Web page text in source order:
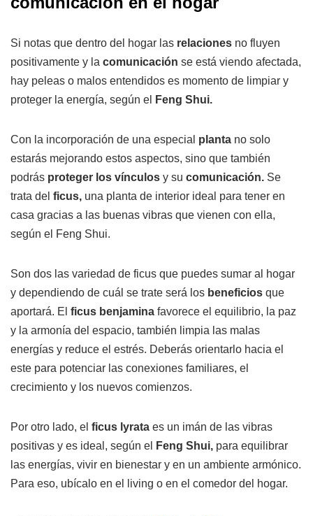
Si notas que dentro del hogar las relaciones no fluyen
positivamente y la comunicación se está viendo afectada,
hay peleas o malos entendidos es momento de limpiar y
proteger la energía, según el
Feng Shui.
Con la incorporación de una especial planta no solo
estarás mejorando estos aspectos, sino que también
podrás proteger los vínculos y su comunicación. Se
trata del ficus, una planta de interior ideal para tener en
casa gracias a las buenas vibras que vienen con ella,
según el Feng Shui.
Son dos las variedad de ficus que puedes sumar al hogar
y dependiendo de cuál se trate será los beneficios que
aportará. El ficus benjamina favorece el equilibrio, la paz
y la armonía del espacio, también limpia las malas
energías y reduce el estrés. Deberás orientarlo hacia el
este para potenciar las conexiones familiares, el
crecimiento y los nuevos comienzos.
Por otro lado, el ficus lyrata es un imán de las vibras
positivas y es ideal, según el
Feng Shui, para equilibrar
las energías, vivir en bienestar y en un ambiente armónico.
Para eso, ubícalo en el living o en el comedor del hogar.